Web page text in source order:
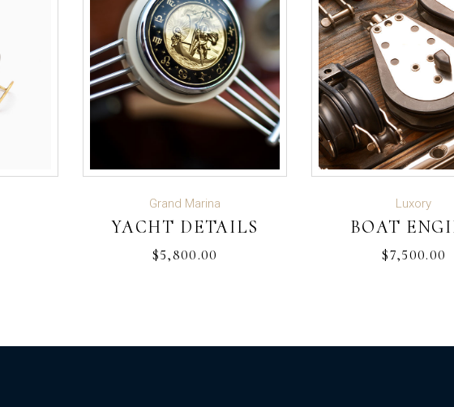
ADD TO CART
Grand Marina
YACHT DETAILS
$5,800.00
ADD TO CART
Luxory
BOAT
$7,500.00